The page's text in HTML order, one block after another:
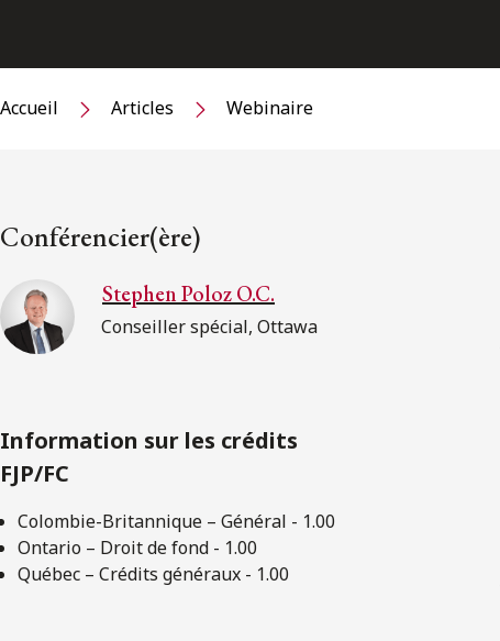
Accueil Articles Webinaire
Conférencier(ère)
Stephen Poloz O.C.
Conseiller spécial, Ottawa
Information sur les crédits
FJP/FC
Colombie-Britannique – Général - 1.00
Ontario – Droit de fond - 1.00
Québec – Crédits généraux - 1.00